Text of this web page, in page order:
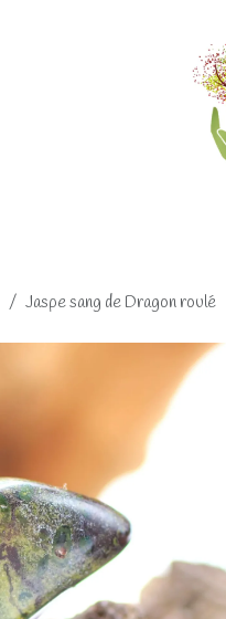
Jaspe sang de Dragon roulé